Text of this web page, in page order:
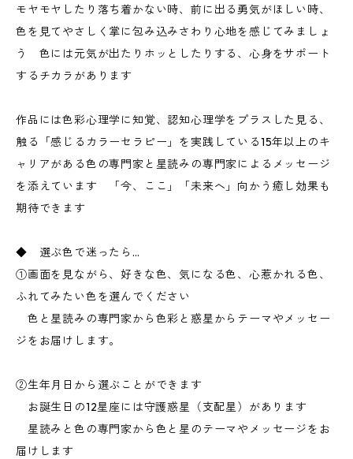
モヤモヤしたり落ち着かない時、前に出る勇気がほしい時、
色を見てやさしく掌に包み込みさわり心地を感じてみましょ
う 色には元気が出たりホッとしたりする、心身をサポート
するチカラがあります
作品には色彩心理学に知覚、認知心理学をプラスした見る、
触る「感じるカラーセラピー」を実践している15年以上のキ
ャリアがある色の専門家と星読みの専門家によるメッセージ
を添えています 「今、ここ」「未来へ」向かう癒し効果も
期待できます
◆ 選ぶ色で迷ったら…
①画面を見ながら、好きな色、気になる色、心惹かれる色、
ふれてみたい色を選んでください
色と星読みの専門家から色彩と惑星からテーマやメッセー
ジをお届けします。
②生年月日から選ぶことができます
お誕生日の12星座には守護惑星（支配星）があります
星読みと色の専門家から色と星のテーマやメッセージをお
届けします